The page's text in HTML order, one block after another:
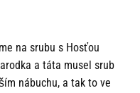
na srubu s Hosťou
a táta musel srub
nábuchu, a tak to ve